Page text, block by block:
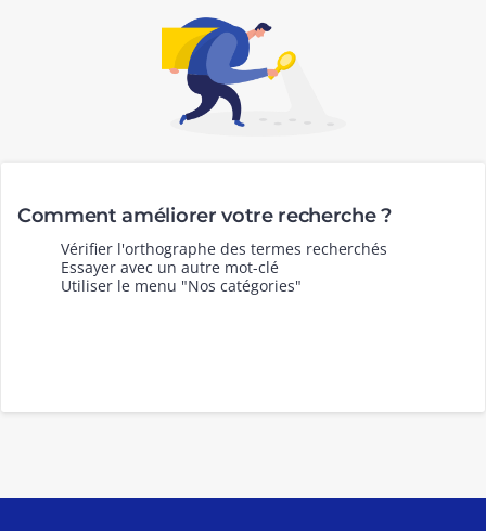
Comment améliorer votre recherche ?
Vérifier l'orthographe des termes recherchés
Essayer avec un autre mot-clé
Utiliser le menu "Nos catégories"